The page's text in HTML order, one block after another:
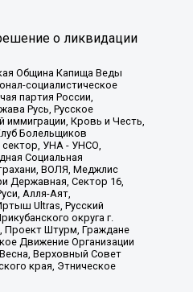
о ликвидации
Община Капища Веды
социалистическое
партия России,
Русь, Русское
Кровь и Честь,
Болельщиков
УНА - УНСО,
Социальная
ВОЛЯ, Меджлис
Державная, Сектор 16,
Алля-Аят,
Ultras, Русский
округа г.
Проект Штурм, Граждане
Движение Организации
Верховный Совет
края, Этническое